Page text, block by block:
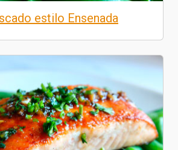
estilo Ensenada